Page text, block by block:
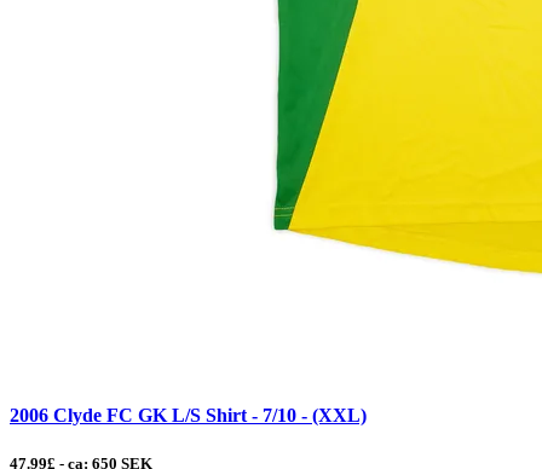
2006 Clyde FC GK L/S Shirt - 7/10 - (XXL)
47.99£ - ca: 650 SEK